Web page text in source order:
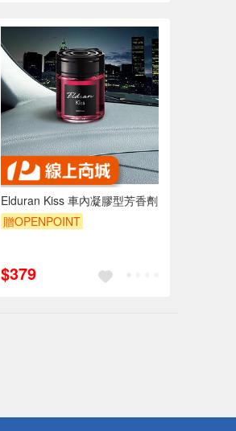
Elduran Kiss 車內凝膠型芳香劑
贈OPENPOINT
$379